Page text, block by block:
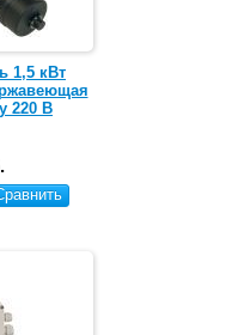
1,5 кВт
220 В